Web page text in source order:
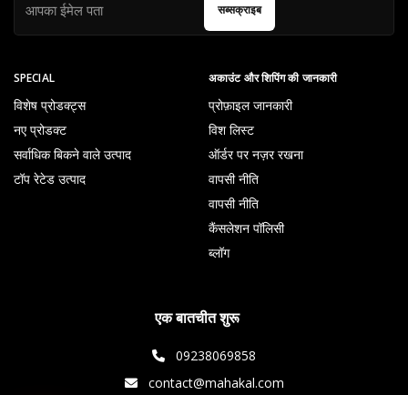
SPECIAL
विशेष प्रोडक्ट्स
नए प्रोडक्ट
सर्वाधिक बिकने वाले उत्पाद
टॉप रेटेड उत्पाद
अकाउंट और शिपिंग की जानकारी
प्रोफ़ाइल जानकारी
विश लिस्ट
ऑर्डर पर नज़र रखना
वापसी नीति
वापसी नीति
कैंसलेशन पॉलिसी
ब्लॉग
सब्सक्राइब
एक बातचीत शुरू
09238069858
contact@mahakal.com